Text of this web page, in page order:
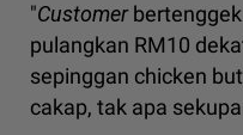
"Customerbertenggek
pulangkan RM10
sepinggan chicken
cakap, tak apa